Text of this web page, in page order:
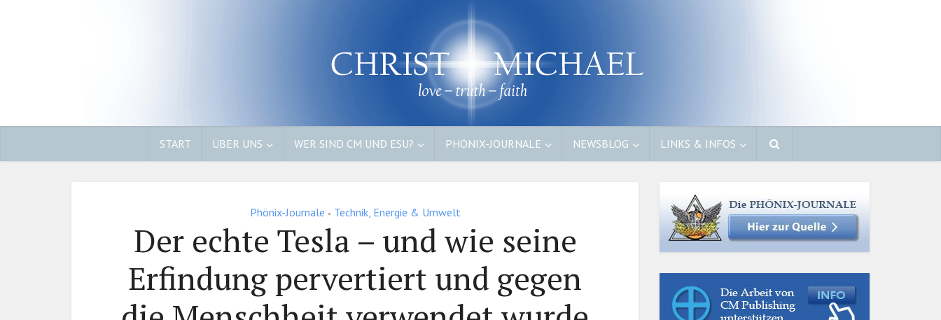
START ÜBER UNS WER SIND CM UND ESU? PHÖNIX-JOURNALE NEWSBLOG LINKS & INFOS
Phönix-Journale • Technik, Energie & Umwelt
Der echte Tesla – und wie seine
Erfindung pervertiert und gegen